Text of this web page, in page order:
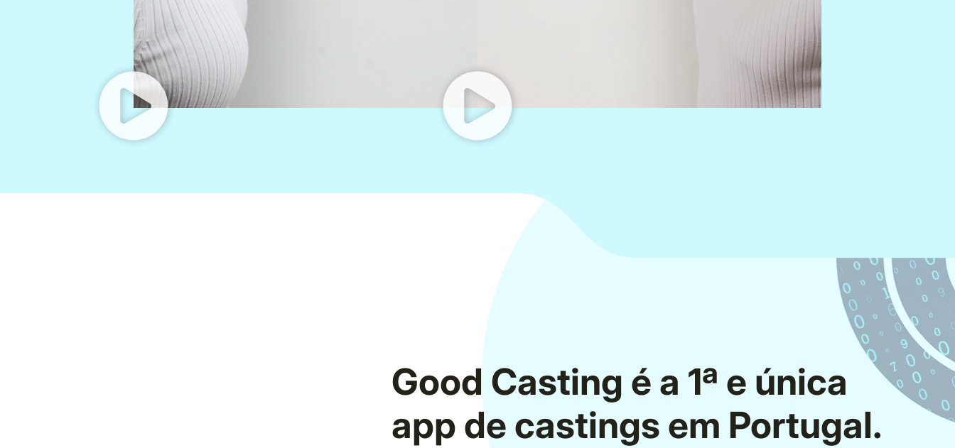
Good Casting é a 1ª e única
app de castings em Portugal.​